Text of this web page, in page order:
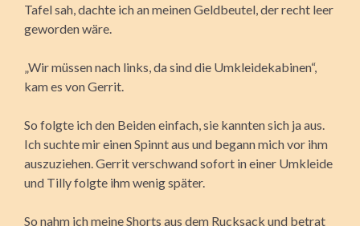
Tafel sah, dachte ich an meinen Geldbeutel, der recht leer
geworden wäre.
„Wir müssen nach links, da sind die Umkleidekabinen“,
kam es von Gerrit.
So folgte ich den Beiden einfach, sie kannten sich ja aus.
Ich suchte mir einen Spinnt aus und begann mich vor ihm
auszuziehen. Gerrit verschwand sofort in einer Umkleide
und Tilly folgte ihm wenig später.
So nahm ich meine Shorts aus dem Rucksack und betrat